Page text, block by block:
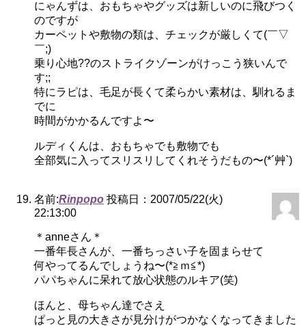
にゃんずは、おもちゃやグッズは新しいのに飛びつく
のですが
カーペットや敷物の類は、チェックが厳しくて(￣▽
￣;)
乗り心地??のストライクゾーンがけっこう狭いんで
す;;
特にラピは、毛足が長くて柔らかい素材は、馴れるま
でに
時間がかかるんですよ〜
ルディくんは、おもちゃでも敷物でも
全部気に入ってスリスリしてくれそうだもの〜(*´艸`)
名前:Rinpopo 投稿日：2007/05/22(火)
22:13:00
＊anneさん＊
一番年長さんが、一番ちっさい子を固まらせて
何やってるんでしょうね〜(*≧ｍ≦*)
パパちゃんに呆れて放心状態のルキア(笑)
ほんと、母ちゃん達でさえ
ぱっと見の大きさが見分けがつかなくなってきました